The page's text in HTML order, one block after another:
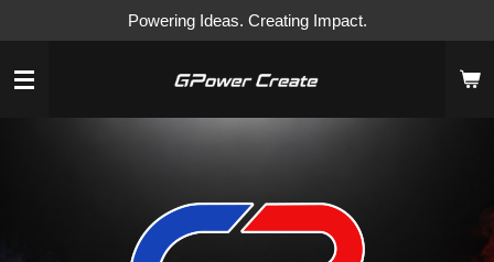
direct
naar
de
hoofdinhoud
Powering Ideas. Creating Impact.